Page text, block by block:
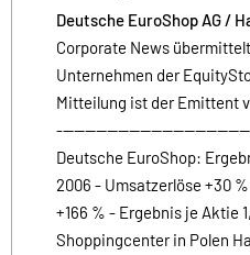
Deutsche EuroShop AG /
Corporate News
Unternehmen der
Mitteilung ist der Emittent
Deutsche EuroShop:
2006 - Umsatzerlöse +30
+166 % - Ergebnis je Aktie
Shoppingcenter in Polen